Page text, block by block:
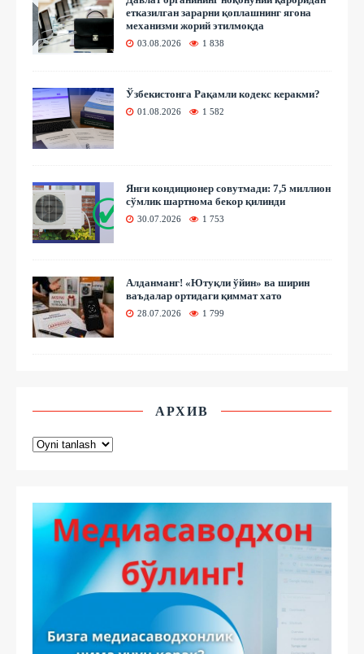
етказилган зарарни қоплашнинг ягона
механизми жорий этилмоқда
03.08.2026 1 838
Ўзбекистонга Рақамли кодекс керакми?
01.08.2026 1 582
Янги кондиционер совутмади: 7,5 миллион
сўмлик шартнома бекор қилинди
30.07.2026 1 753
Алданманг! «Ютуқли ўйин» ва ширин
ваъдалар ортидаги қиммат хато
28.07.2026 1 799
АРХИВ